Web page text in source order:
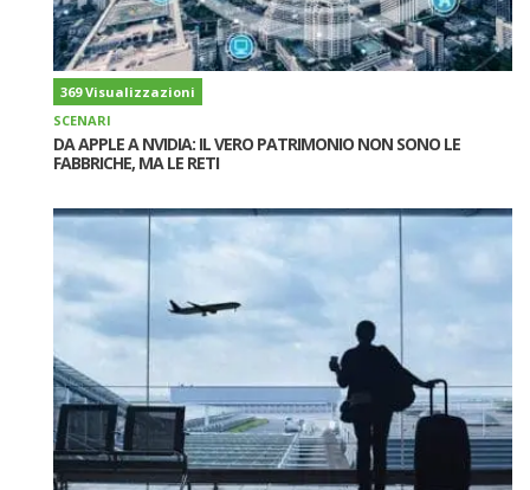
369 Visualizzazioni
SCENARI
DA APPLE A NVIDIA: IL VERO PATRIMONIO NON SONO LE
FABBRICHE, MA LE RETI